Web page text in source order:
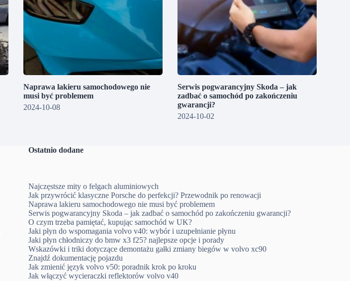
Naprawa lakieru samochodowego nie
musi być problemem
2024-10-08
Serwis pogwarancyjny Skoda – jak
zadbać o samochód po zakończeniu
gwarancji?
2024-10-02
Ostatnio dodane
Najczęstsze mity o felgach aluminiowych
Jak przywrócić klasyczne Porsche do perfekcji? Przewodnik po renowacji
Naprawa lakieru samochodowego nie musi być problemem
Serwis pogwarancyjny Skoda – jak zadbać o samochód po zakończeniu gwarancji?
O czym trzeba pamiętać, kupując samochód w UK?
Jaki płyn do wspomagania volvo v40: wybór i uzupełnianie płynu
Jaki płyn chłodniczy do bmw x3 f25? najlepsze opcje i porady
Wskazówki i triki dotyczące demontażu gałki zmiany biegów w volvo xc90
Znajdź dokumentację pojazdu
Jak zmienić język volvo v50: poradnik krok po kroku
Jak włączyć wycieraczki reflektorów volvo v40